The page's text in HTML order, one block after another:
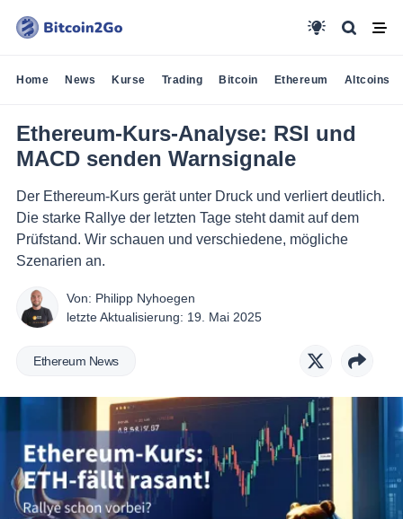
Home News Kurse Trading Bitcoin Ethereum Altcoins
Ethereum-Kurs-Analyse: RSI und
MACD senden Warnsignale
Der Ethereum-Kurs gerät unter Druck und verliert deutlich.
Die starke Rallye der letzten Tage steht damit auf dem
Prüfstand. Wir schauen und verschiedene, mögliche
Szenarien an.
Von: Philipp Nyhoegen
letzte Aktualisierung: 19. Mai 2025
Ethereum News